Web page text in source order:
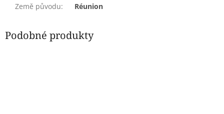
Země původu: Réunion
Podobné produkty